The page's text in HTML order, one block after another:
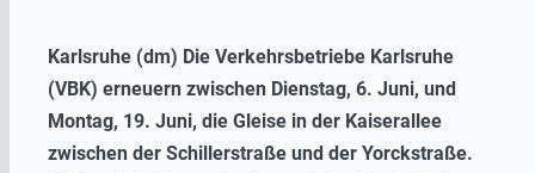
Karlsruhe (dm) Die Verkehrsbetriebe Karlsruhe
(VBK) erneuern zwischen Dienstag, 6. Juni, und
Montag, 19. Juni, die Gleise in der Kaiserallee
zwischen der Schillerstraße und der Yorckstraße.